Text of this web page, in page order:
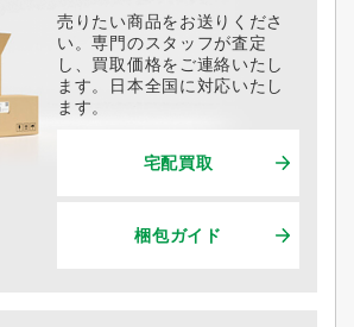
売りたい商品をお送りくださ
い。専門のスタッフが査定
し、買取価格をご連絡いたし
ます。日本全国に対応いたし
ます。
宅配買取
梱包ガイド